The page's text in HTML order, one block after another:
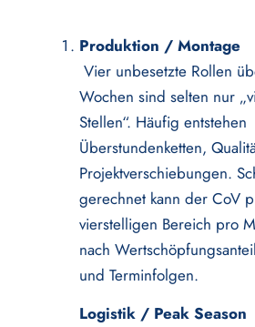
Produktion / Montage
Vier unbesetzte Rollen
Wochen sind selten nur
Stellen“. Häufig entstehen
Überstundenketten,
Projektverschiebungen.
gerechnet kann der CoV
vierstelligen Bereich pro
nach
und Terminfolgen.
Logistik / Peak Season